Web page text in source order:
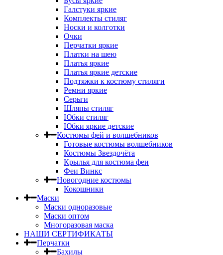
Галстуки яркие
Комплекты стиляг
Носки и колготки
Очки
Перчатки яркие
Платки на шею
Платья яркие
Платья яркие детские
Подтяжки к костюму стиляги
Ремни яркие
Серьги
Шляпы стиляг
Юбки стиляг
Юбки яркие детские
Костюмы фей и волшебников
Готовые костюмы волшебников
Костюмы Звездочёта
Крылья для костюма феи
Феи Винкс
Новогодние костюмы
Кокошники
Маски
Маски одноразовые
Маски оптом
Многоразовая маска
НАШИ СЕРТИФИКАТЫ
Перчатки
Бахилы